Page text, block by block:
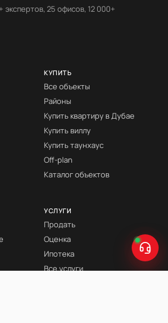
25 офисов, 12 000+
КУПИТЬ
Все объекты
Районы
Купить квартиру в Дубае
Купить виллу
Купить таунхаус
Off-plan
Каталог объектов
УСЛУГИ
Продать
Оценка
Ипотека
Все услуги